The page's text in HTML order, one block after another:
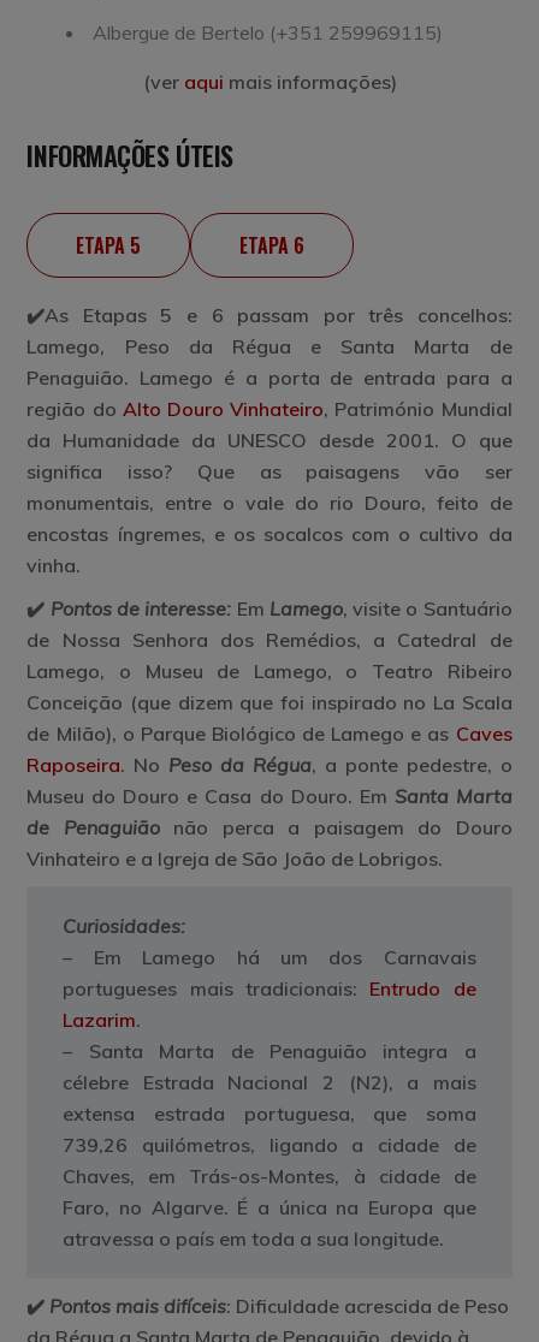
Albergue de Bertelo (+351 259969115)
(ver aqui mais informações)
INFORMAÇÕES ÚTEIS
ETAPA 5 ETAPA 6
✔️As Etapas 5 e 6 passam por três concelhos:
Lamego, Peso da Régua e Santa Marta de
Penaguião. Lamego é a porta de entrada para a
região do Alto Douro Vinhateiro, Património Mundial
da Humanidade da UNESCO desde 2001. O que
significa isso? Que as paisagens vão ser
monumentais, entre o vale do rio Douro, feito de
encostas íngremes, e os socalcos com o cultivo da
vinha.
✔️ Pontos de interesse: Em Lamego, visite o Santuário
de Nossa Senhora dos Remédios, a Catedral de
Lamego, o Museu de Lamego, o Teatro Ribeiro
Conceição (que dizem que foi inspirado no La Scala
de Milão), o Parque Biológico de Lamego e as Caves
Raposeira. No Peso da Régua, a ponte pedestre, o
Museu do Douro e Casa do Douro. Em Santa Marta
de Penaguiãonão perca a paisagem do Douro
Vinhateiro e a Igreja de São João de Lobrigos.
Curiosidades:
– Em Lamego há um dos Carnavais
portugueses mais tradicionais: Entrudo de
Lazarim.
– Santa Marta de Penaguião integra a
célebre Estrada Nacional 2 (N2), a mais
extensa estrada portuguesa, que soma
739,26 quilómetros, ligando a cidade de
Chaves, em Trás-os-Montes, à cidade de
Faro, no Algarve. É a única na Europa que
atravessa o país em toda a sua longitude.
✔️ Pontos mais difíceis: Dificuldade acrescida de Peso